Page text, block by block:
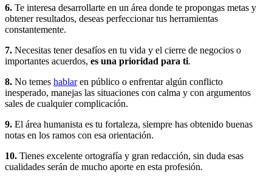
6. Te interesa desarrollarte en un área donde te propongas metas y
obtener resultados, deseas perfeccionar tus herramientas
constantemente.
7. Necesitas tener desafíos en tu vida y el cierre de negocios o
importantes acuerdos, es una prioridad para ti.
8. No temes hablaren público o enfrentar algún conflicto
inesperado, manejas las situaciones con calma y con argumentos
sales de cualquier complicación.
9. El área humanista es tu fortaleza, siempre has obtenido buenas
notas en los ramos con esa orientación.
10. Tienes excelente ortografía y gran redacción, sin duda esas
cualidades serán de mucho aporte en esta profesión.